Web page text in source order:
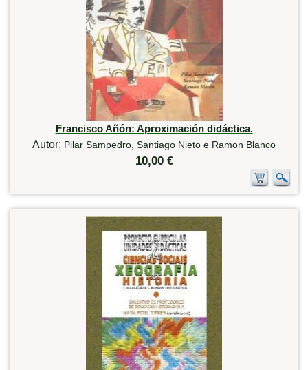
Francisco Añón: Aproximación didáctica.
Autor: Pilar Sampedro, Santiago Nieto e Ramon Blanco
10,00 €